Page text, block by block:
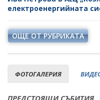
електроенергийната
ОЩЕ ОТ РУБРИКАТА
ФОТОГАЛЕРИЯ
ПРЕДСТОЯЩИ СЪБИТИЯ